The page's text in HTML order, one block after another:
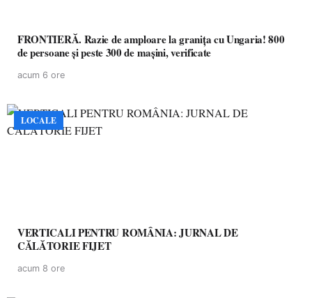
FRONTIERĂ. Razie de amploare la granița cu Ungaria! 800
de persoane și peste 300 de mașini, verificate
acum 6 ore
LOCALE
VERTICALI PENTRU ROMÂNIA: JURNAL DE
CĂLĂTORIE FIJET
acum 8 ore